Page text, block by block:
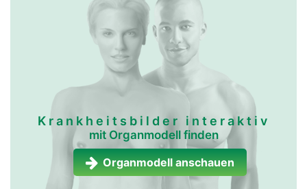
Krankheitsbilder interaktiv
mit Organmodell finden
Organmodell anschauen